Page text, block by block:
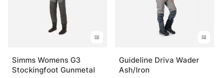
Simms Womens G3
Stockingfoot Gunmetal
Guideline Driva Wader
Ash/Iron